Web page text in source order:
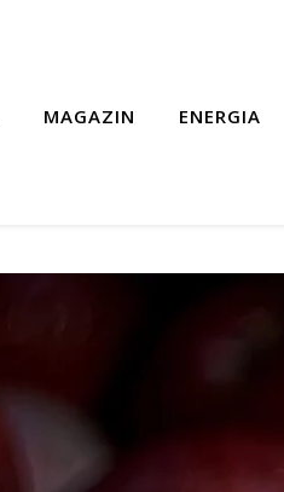
MAGAZIN ENERGIA